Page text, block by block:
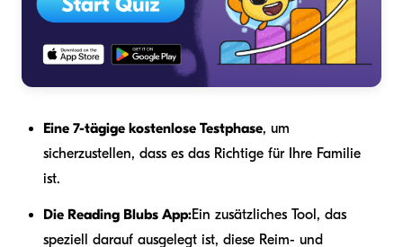
Eine 7-tägige kostenlose Testphase, um
sicherzustellen, dass es das Richtige für Ihre Familie
ist.
Die Reading Blubs App:Ein zusätzliches Tool, das
speziell darauf ausgelegt ist, diese Reim- und